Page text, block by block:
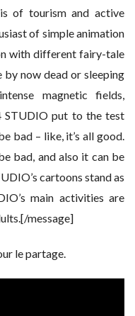
of tourism and active
of simple animation
with different fairy-tale
now dead or sleeping
magnetic fields,
STUDIO put to the test
bad – like, it’s all good.
bad, and also it can be
cartoons stand as
main activities are
message]
le partage.